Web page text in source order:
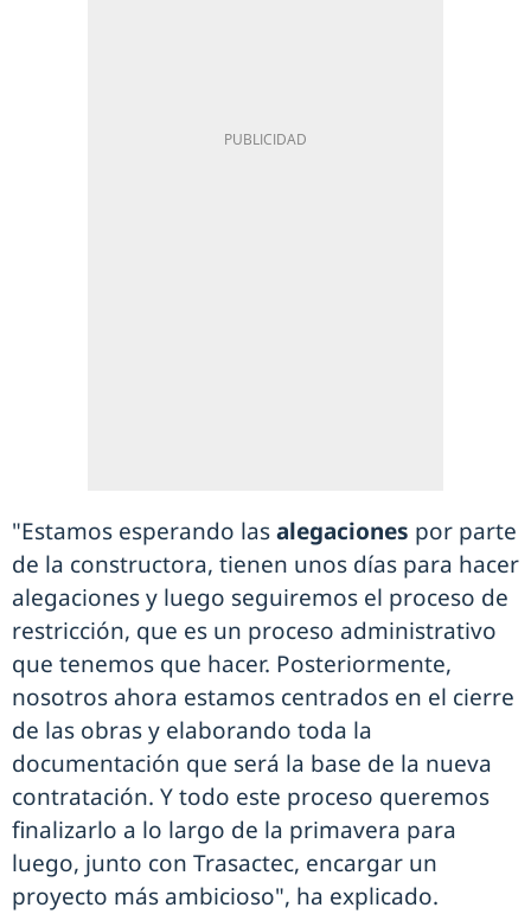
"Estamos esperando lasalegaciones por parte
de la constructora, tienen unos días para hacer
alegaciones y luego seguiremos el proceso de
restricción, que es un proceso administrativo
que tenemos que hacer. Posteriormente,
nosotros ahora estamos centrados en el cierre
de las obras y elaborando toda la
documentación que será la base de la nueva
contratación. Y todo este proceso queremos
finalizarlo a lo largo de la primavera para
luego, junto con Trasactec, encargar un
proyecto más ambicioso", ha explicado.